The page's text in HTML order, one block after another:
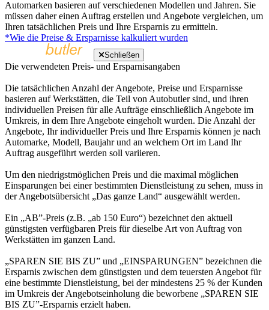
Automarken basieren auf verschiedenen Modellen und Jahren. Sie
müssen daher einen Auftrag erstellen und Angebote vergleichen, um
Ihren tatsächlichen Preis und Ihre Ersparnis zu ermitteln.
*Wie die Preise & Ersparnisse kalkuliert wurden
Schließen
Die verwendeten Preis- und Ersparnisangaben
Die tatsächlichen Anzahl der Angebote, Preise und Ersparnisse
basieren auf Werkstätten, die Teil von Autobutler sind, und ihren
individuellen Preisen für alle Aufträge einschließlich Angebote im
Umkreis, in dem Ihre Angebote eingeholt wurden. Die Anzahl der
Angebote, Ihr individueller Preis und Ihre Ersparnis können je nach
Automarke, Modell, Baujahr und an welchem Ort im Land Ihr
Auftrag ausgeführt werden soll variieren.
Um den niedrigstmöglichen Preis und die maximal möglichen
Einsparungen bei einer bestimmten Dienstleistung zu sehen, muss in
der Angebotsübersicht „Das ganze Land“ ausgewählt werden.
Ein „AB”-Preis (z.B. „ab 150 Euro“) bezeichnet den aktuell
günstigsten verfügbaren Preis für dieselbe Art von Auftrag von
Werkstätten im ganzen Land.
„SPAREN SIE BIS ZU” und „EINSPARUNGEN” bezeichnen die
Ersparnis zwischen dem günstigsten und dem teuersten Angebot für
eine bestimmte Dienstleistung, bei der mindestens 25 % der Kunden
im Umkreis der Angebotseinholung die beworbene „SPAREN SIE
BIS ZU”-Ersparnis erzielt haben.